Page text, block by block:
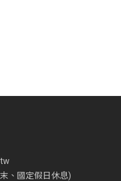
、國定假日休息)